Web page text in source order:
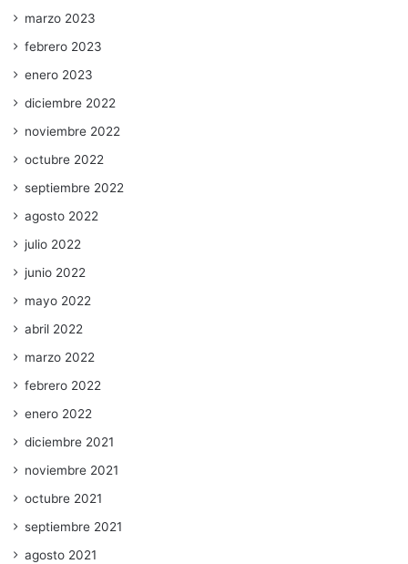
marzo 2023
febrero 2023
enero 2023
diciembre 2022
noviembre 2022
octubre 2022
septiembre 2022
agosto 2022
julio 2022
junio 2022
mayo 2022
abril 2022
marzo 2022
febrero 2022
enero 2022
diciembre 2021
noviembre 2021
octubre 2021
septiembre 2021
agosto 2021